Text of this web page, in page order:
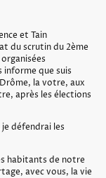
et Tain
du scrutin du 2ème
informe que suis
la votre, aux
après les élections
défendrai les
habitants de notre
avec vous, la vie